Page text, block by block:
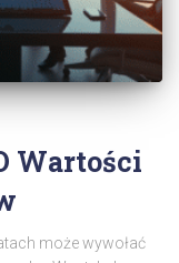
Wartości
może wywołać